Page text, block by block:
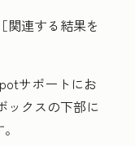
関連する結果を
サポートにお
ックスの下部に